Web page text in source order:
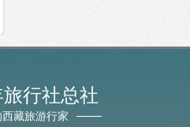
行社总社
藏旅游行家